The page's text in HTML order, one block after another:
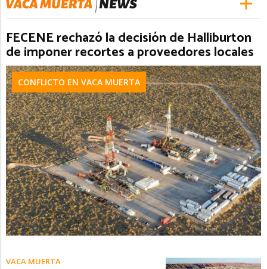
FECENE rechazó la decisión de Halliburton
de imponer recortes a proveedores locales
CONFLICTO EN VACA MUERTA
VACA MUERTA